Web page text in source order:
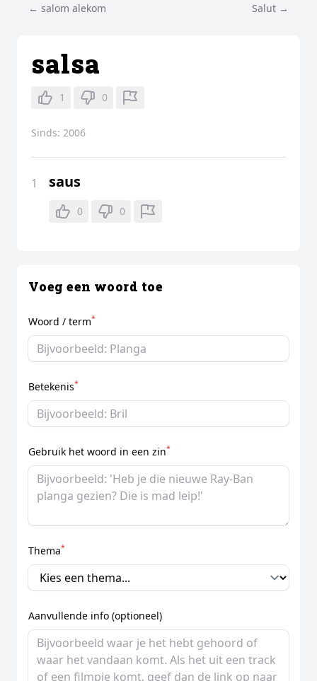
← salom alekom Salut →
salsa
1 0
Sinds: 2006
1 saus
0 0
Voeg een woord toe
Woord / term*
Betekenis*
Gebruik het woord in een zin*
Thema*
Aanvullende info (optioneel)